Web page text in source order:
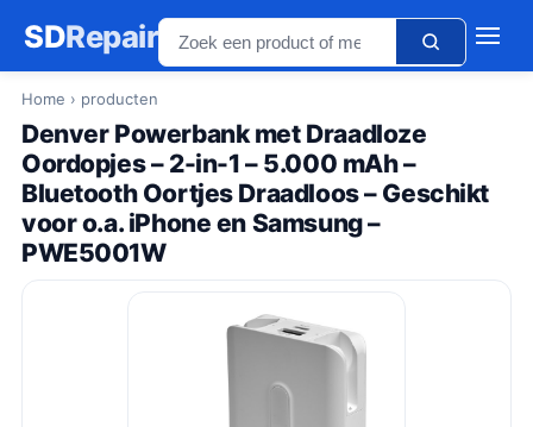
SDRepair
Home › producten
Denver Powerbank met Draadloze
Oordopjes – 2-in-1 – 5.000 mAh –
Bluetooth Oortjes Draadloos – Geschikt
voor o.a. iPhone en Samsung –
PWE5001W